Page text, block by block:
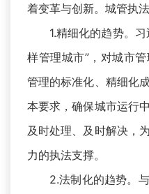
着变革与创新。城管执
1.精细化的趋势。
样管理城市”，对城市
管理的标准化、精细化
本要求，确保城市运行
及时处理、及时解决，
力的执法支撑。
2.法制化的趋势。